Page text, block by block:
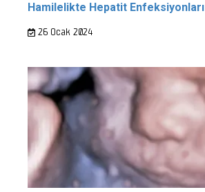
Hamilelikte Hepatit Enfeksiyonları
26 Ocak 2024